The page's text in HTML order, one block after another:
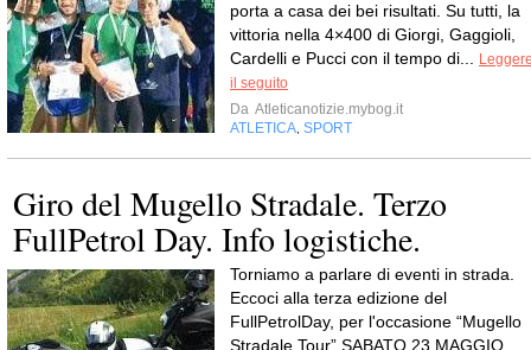
porta a casa dei bei risultati. Su tutti, la
vittoria nella 4×400 di Giorgi, Gaggioli,
Cardelli e Pucci con il tempo di...
il seguito
Da Atleticanotizie.mybog.it
ATLETICA SPORT
Giro del Mugello Stradale. Terzo
FullPetrol Day. Info logistiche.
Torniamo a parlare di eventi in strada.
Eccoci alla terza edizione del
FullPetrolDay, per l'occasione “Mugello
Stradale Tour”.SABATO 23 MAGGIO.